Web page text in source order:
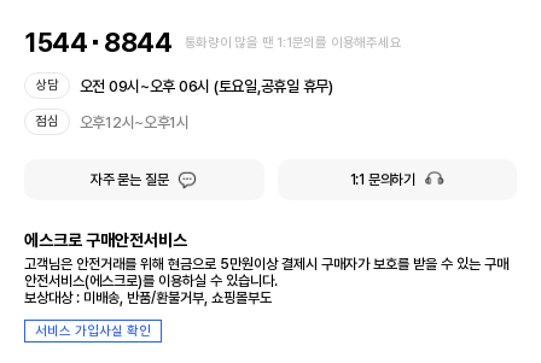
1544 8844 통화량이 많을 땐 1:1문의를 이용해주세요
상담 오전 09시~오후 06시 (토요일,공휴일 휴무)
점심 오후12시~오후1시
자주 묻는 질문 1:1 문의하기
에스크로 구매안전서비스
고객님은 안전거래를 위해 현금으로 5만원이상 결제시 구매자가 보호를 받을 수 있는 구매
안전서비스(에스크로)를 이용하실 수 있습니다.
보상대상 : 미배송, 반품/환불거부, 쇼핑몰부도
서비스 가입사실 확인